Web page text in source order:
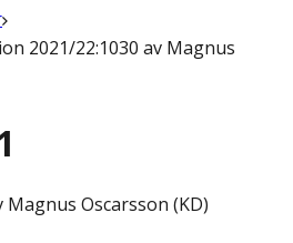
2021/22:1030 av Magnus
Magnus Oscarsson (KD)